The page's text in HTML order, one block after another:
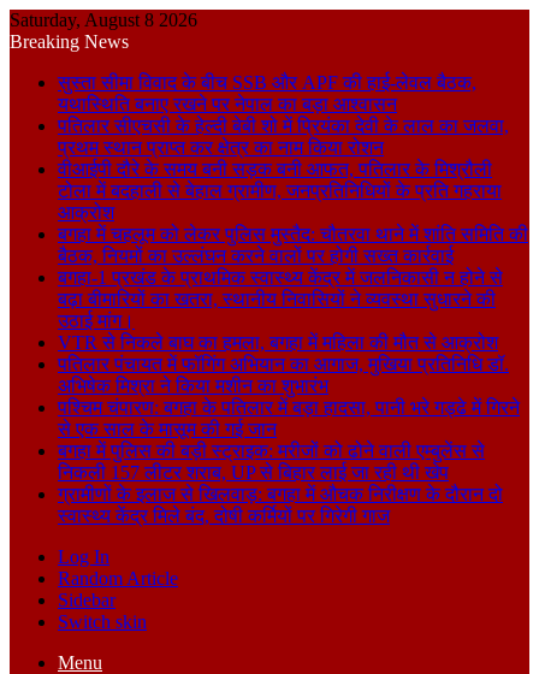
Saturday, August 8 2026
Breaking News
सुस्ता सीमा विवाद के बीच SSB और APF की हाई-लेवल बैठक,
यथास्थिति बनाए रखने पर नेपाल का बड़ा आश्वासन
पतिलार सीएचसी के हेल्दी बेबी शो में प्रियंका देवी के लाल का जलवा,
प्रथम स्थान प्राप्त कर क्षेत्र का नाम किया रोशन
वीआईपी दौरे के समय बनी सड़क बनी आफत, पतिलार के मिश्रौली
टोला में बदहाली से बेहाल ग्रामीण, जनप्रतिनिधियों के प्रति गहराया
आक्रोश
बगहा में चहलूम को लेकर पुलिस मुस्तैद: चौतरवा थाने में शांति समिति की
बैठक, नियमों का उल्लंघन करने वालों पर होगी सख्त कार्रवाई
बगहा-1 प्रखंड के प्राथमिक स्वास्थ्य केंद्र में जलनिकासी न होने से
बढ़ा बीमारियों का खतरा, स्थानीय निवासियों ने व्यवस्था सुधारने की
उठाई मांग।
VTR से निकले बाघ का हमला, बगहा में महिला की मौत से आक्रोश
पतिलार पंचायत में फॉगिंग अभियान का आगाज, मुखिया प्रतिनिधि डॉ.
अभिषेक मिश्रा ने किया मशीन का शुभारंभ
पश्चिम चंपारण: बगहा के पतिलार में बड़ा हादसा, पानी भरे गड्ढे में गिरने
से एक साल के मासूम की गई जान
बगहा में पुलिस की बड़ी स्ट्राइक: मरीजों को ढोने वाली एम्बुलेंस से
निकली 157 लीटर शराब, UP से बिहार लाई जा रही थी खेप
ग्रामीणों के इलाज से खिलवाड़: बगहा में औचक निरीक्षण के दौरान दो
स्वास्थ्य केंद्र मिले बंद, दोषी कर्मियों पर गिरेगी गाज
Log In
Random Article
Sidebar
Switch skin
Menu